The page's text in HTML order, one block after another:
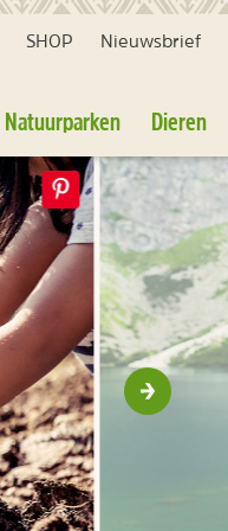
SHOP Nieuwsbrief
Natuurparken Dieren
Volgende